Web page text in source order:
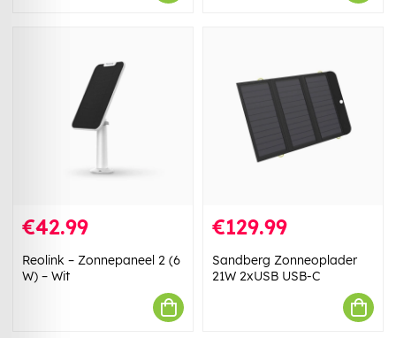
€42.99
Reolink – Zonnepaneel 2 (6
W) – Wit
€129.99
Sandberg Zonneoplader
21W 2xUSB USB-C